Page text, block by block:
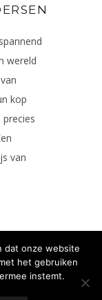
wereld
kop
van
5
dat onze website
het gebruiken
instemt.